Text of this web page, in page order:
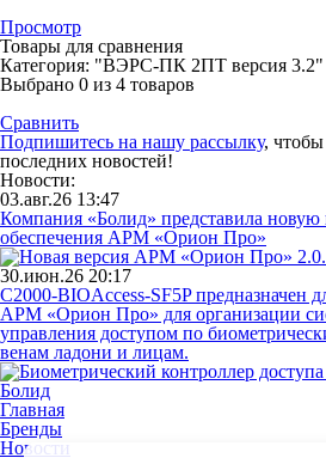
Просмотр
Товары для сравнения
Категория: "ВЭРС-ПК 2ПТ версия 3.2"
Выбрано 0 из 4 товаров
Сравнить
Подпишитесь на нашу рассылку, чтобы
последних новостей!
Новости:
03.авг.26 13:47
Компания «Болид» представила
обеспечения АРМ «Орион Про»
30.июн.26 20:17
С2000-BIOAccess-SF5P предназначен
АРМ «Орион Про» для организации
управления доступом по
венам ладони и лицам.
Главная
Бренды
Новости